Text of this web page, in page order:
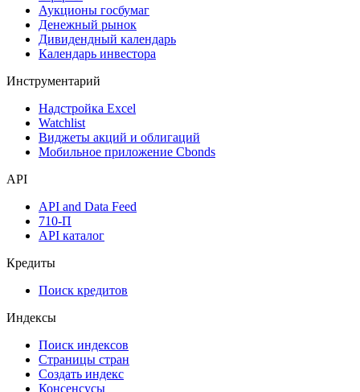
Календарь событий
Дефолты
Размещения
Оферты
Аукционы госбумаг
Денежный рынок
Календарь инвестора
Инструментарий
Надстройка Excel
Мобильное приложение Cbonds
API
API and Data Feed
API каталог
Кредиты
Поиск кредитов
Индексы